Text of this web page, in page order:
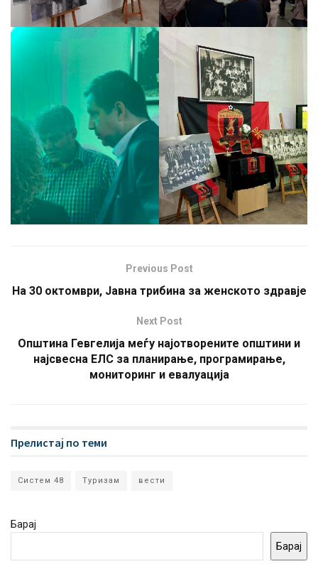
Previous Post
На 30 октомври, Јавна трибина за женското здравје
Next Post
Општина Гевгелија меѓу најотворените општини и
најсвесна ЕЛС за планирање, програмирање,
мониторинг и евалуација
Прелистај по теми
Систем 48 Туризам вести
Барај
Барај